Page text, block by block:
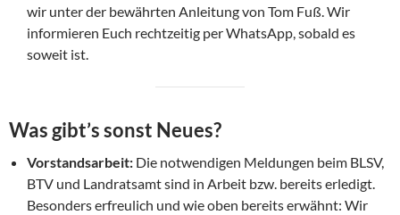
wir unter der bewährten Anleitung von Tom Fuß. Wir
informieren Euch rechtzeitig per WhatsApp, sobald es
soweit ist.
Was gibt’s sonst Neues?
Vorstandsarbeit: Die notwendigen Meldungen beim BLSV,
BTV und Landratsamt sind in Arbeit bzw. bereits erledigt.
Besonders erfreulich und wie oben bereits erwähnt: Wir